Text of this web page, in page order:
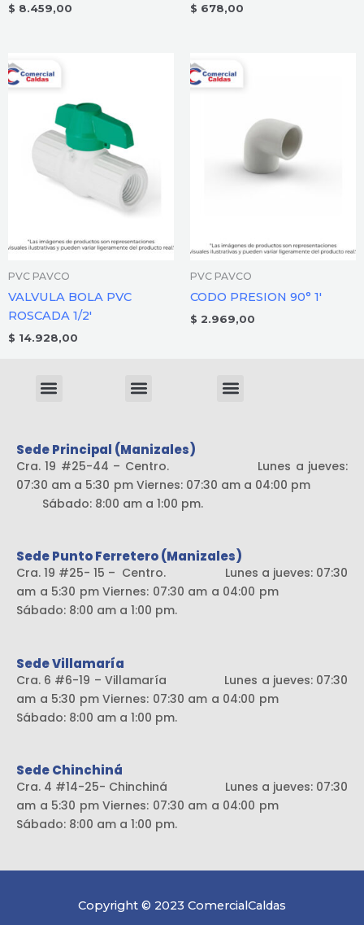
$ 8.459,00 $ 678,00
PVC PAVCO
VALVULA BOLA PVC
ROSCADA 1/2′
$ 14.928,00
PVC PAVCO
CODO PRESION 90° 1′
$ 2.969,00
Menu Menu Menu
Sede Principal (Manizales)
Cra. 19 #25-44 – Centro. Lunes a jueves:
07:30 am a 5:30 pm Viernes: 07:30 am a 04:00 pm
Sábado: 8:00 am a 1:00 pm.
Sede Punto Ferretero (Manizales)
Cra. 19 #25- 15 – Centro. Lunes a jueves: 07:30
am a 5:30 pm Viernes: 07:30 am a 04:00 pm
Sábado: 8:00 am a 1:00 pm.
Sede Villamaría
Cra. 6 #6-19 – Villamaría Lunes a jueves: 07:30
am a 5:30 pm Viernes: 07:30 am a 04:00 pm
Sábado: 8:00 am a 1:00 pm.
Sede Chinchiná
Cra. 4 #14-25- Chinchiná Lunes a jueves: 07:30
am a 5:30 pm Viernes: 07:30 am a 04:00 pm
Sábado: 8:00 am a 1:00 pm.
Copyright © 2023 ComercialCaldas